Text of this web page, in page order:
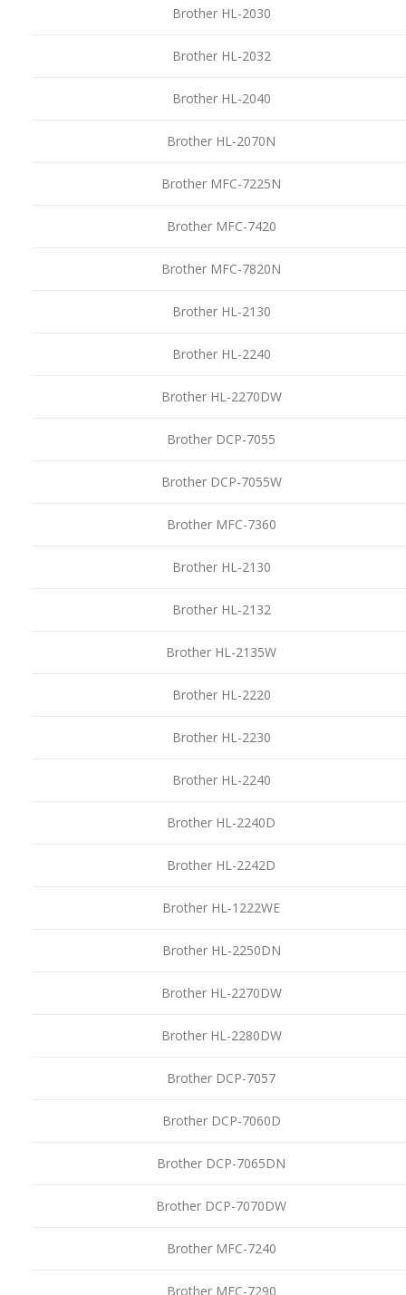
Brother HL-2030
Brother HL-2032
Brother HL-2040
Brother HL-2070N
Brother MFC-7225N
Brother MFC-7420
Brother MFC-7820N
Brother HL-2130
Brother HL-2240
Brother HL-2270DW
Brother DCP-7055
Brother DCP-7055W
Brother MFC-7360
Brother HL-2130
Brother HL-2132
Brother HL-2135W
Brother HL-2220
Brother HL-2230
Brother HL-2240
Brother HL-2240D
Brother HL-2242D
Brother HL-1222WE
Brother HL-2250DN
Brother HL-2270DW
Brother HL-2280DW
Brother DCP-7057
Brother DCP-7060D
Brother DCP-7065DN
Brother DCP-7070DW
Brother MFC-7240
Brother MFC-7290